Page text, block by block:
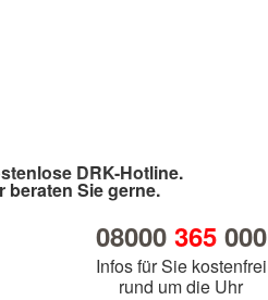
DRK-Hotline.
beraten Sie gerne.
08000 365000
Infos für Sie kostenfrei
rund um die Uhr